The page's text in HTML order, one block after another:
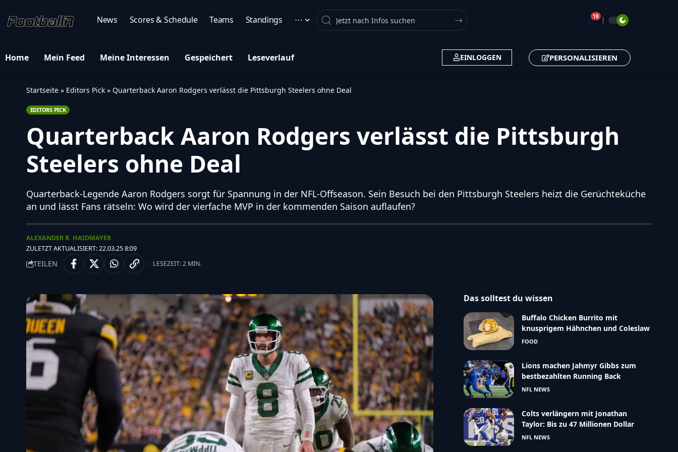
News Scores & Schedule Teams Standings ⋯ Search 🔔18
Home Mein Feed Meine Interessen Gespeichert Leseverlauf EINLOGGEN PERSONALISIEREN
Startseite » Editors Pick » Quarterback Aaron Rodgers verlässt die Pittsburgh Steelers ohne Deal
EDITORS PICK
Quarterback Aaron Rodgers verlässt die Pittsburgh
Steelers ohne Deal
Quarterback-Legende Aaron Rodgers sorgt für Spannung in der NFL-Offseason. Sein Besuch bei den Pittsburgh Steelers heizt die Gerüchteküche
an und lässt Fans rätseln: Wo wird der vierfache MVP in der kommenden Saison auflaufen?
ZULETZT AKTUALISIERT: 22.03.25 8:09
ALEXANDER R. HAIDMAYER
TEILEN LESEZEIT: 2 MIN.
Das solltest du wissen
Buffalo Chicken Burrito mit
knusprigem Hähnchen und Coleslaw
FOOD
Lions machen Jahmyr Gibbs zum
bestbezahlten Running Back
NFL NEWS
Colts verlängern mit Jonathan
Taylor: Bis zu 47 Millionen Dollar
NFL NEWS